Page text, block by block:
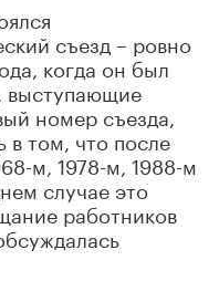
съезд – ровно
когда он был
выступающие
номер съезда,
в том, что после
м, 1978-м, 1988-м
случае это
работников